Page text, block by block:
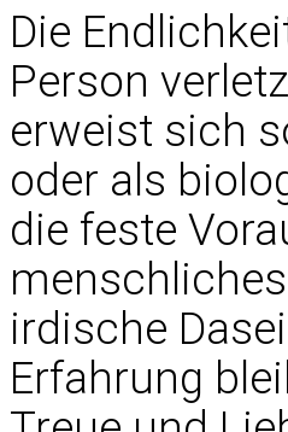
Die
Person
erweist sich
oder als
die feste
irdische
Erfahrung